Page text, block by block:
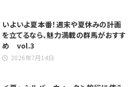
いよいよ夏本番！週末や夏休みの計画
を立てるなら、魅力満載の群馬がおすす
め vol.3
2026年7月14日